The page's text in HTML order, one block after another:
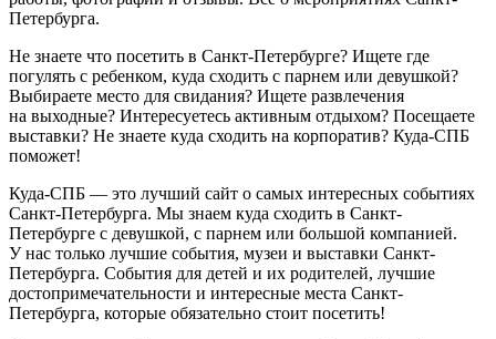
Петербурга.
Не знаете что посетить в Санкт-Петербурге? Ищете где
погулять с ребенком, куда сходить с парнем или девушкой?
Выбираете место для свидания? Ищете развлечения
на выходные? Интересуетесь активным отдыхом? Посещаете
выставки? Не знаете куда сходить на корпоратив? Куда-СПБ
поможет!
Куда-СПБ — это лучший сайт о самых интересных событиях
Санкт-Петербурга. Мы знаем куда сходить в Санкт-
Петербурге с девушкой, с парнем или большой компанией.
У нас только лучшие события, музеи и выставки Санкт-
Петербурга. События для детей и их родителей, лучшие
достопримечательности и интересные места Санкт-
Петербурга, которые обязательно стоит посетить!